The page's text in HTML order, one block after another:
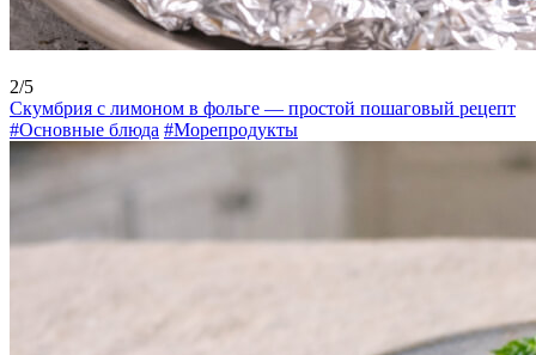
2/5
Скумбрия с лимоном в фольге — простой пошаговый рецепт
#Основные блюда #Морепродукты